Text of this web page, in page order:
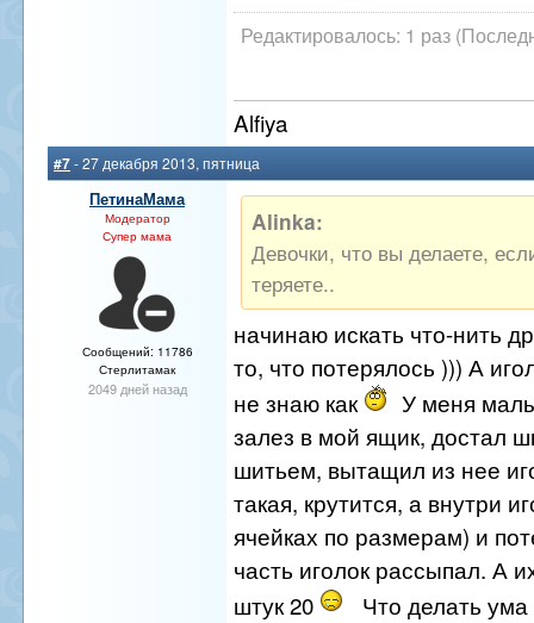
Редактировалось: 1 раз
Alfiya
#7- 27 декабря 2013, пятница
ПетинаМама
Модератор
Супер мама
Сообщений: 11786
Стерлитамак
2049 дней назад
Alinka:
Девочки, что вы делаете,
теряете..
начинаю искать что-нить
то, что потерялось ))) А
не знаю как
У меня
залез в мой ящик, достал
шитьем, вытащил из нее
такая, крутится, а внутри
ячейках по размерам) и
часть иголок рассыпал. А
штук 20
Что делать